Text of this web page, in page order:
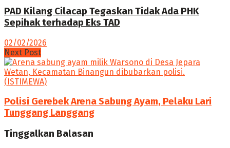
PAD Kilang Cilacap Tegaskan Tidak Ada PHK
Sepihak terhadap Eks TAD
02/02/2026
Next Post
Polisi Gerebek Arena Sabung Ayam, Pelaku Lari
Tunggang Langgang
Tinggalkan Balasan